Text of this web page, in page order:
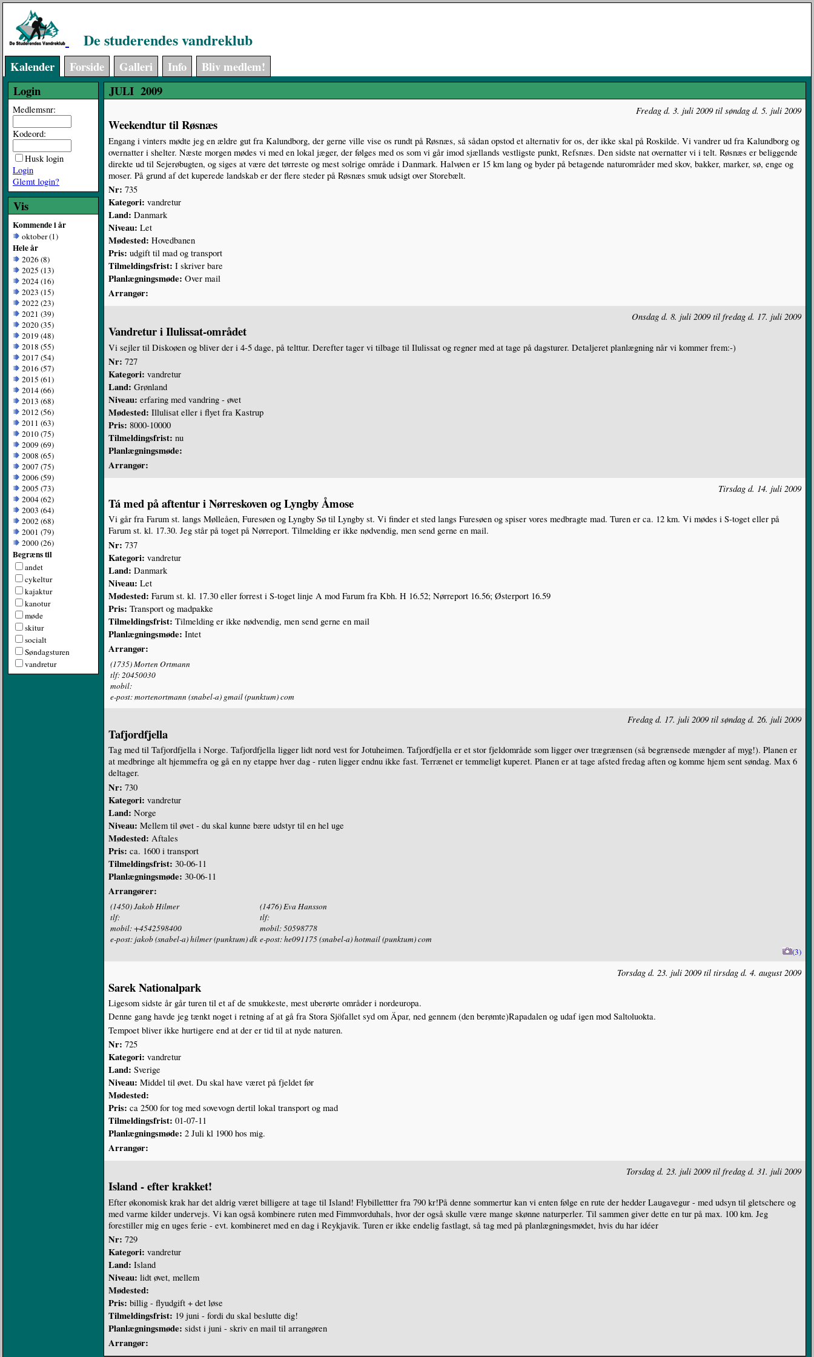
De studerendes vandreklub
Kalender Forside Galleri Info
Bliv medlem!
Login
Medlemsnr:
Kodeord:
Husk login
Login
Glemt login?
Vis
Kommende i år
oktober (1)
Hele år
2026 (8)
2025 (13)
2024 (16)
2023 (15)
2022 (23)
2021 (39)
2020 (35)
2019 (48)
2018 (55)
2017 (54)
2016 (57)
2015 (61)
2014 (66)
2013 (68)
2012 (56)
2011 (63)
2010 (75)
2009 (69)
2008 (65)
2007 (75)
2006 (59)
2005 (73)
2004 (62)
2003 (64)
2002 (68)
2001 (79)
2000 (26)
Begræns til
andet
cykeltur
kajaktur
kanotur
møde
skitur
socialt
Søndagsturen
vandretur
JULI 2009
Fredag d. 3. juli 2009 til søndag d. 5. juli 2009
Weekendtur til Røsnæs
Engang i vinters mødte jeg en ældre gut fra Kalundborg, der gerne ville vise os rundt på Røsnæs, så sådan opstod et alternativ for os, der ikke skal på Roskilde. Vi vandrer ud fra Kalundborg og
overnatter i shelter. Næste morgen mødes vi med en lokal jæger, der følges med os som vi går imod sjællands vestligste punkt, Refsnæs. Den sidste nat overnatter vi i telt. Røsnæs er beliggende
direkte ud til Sejerøbugten, og siges at være det tørreste og mest solrige område i Danmark. Halvøen er 15 km lang og byder på betagende naturområder med skov, bakker, marker, sø, enge og
moser. På grund af det kuperede landskab er der flere steder på Røsnæs smuk udsigt over Storebælt.
Nr: 735
Kategori: vandretur
Land: Danmark
Niveau: Let
Mødested: Hovedbanen
Pris: udgift til mad og transport
Tilmeldingsfrist: I skriver bare
Planlægningsmøde: Over mail
Arrangør:
Onsdag d. 8. juli 2009 til fredag d. 17. juli 2009
Vandretur i Ilulissat-området
Vi sejler til Diskoøen og bliver der i 4-5 dage, på telttur. Derefter tager vi tilbage til Ilulissat og regner med at tage på dagsturer. Detaljeret planlægning når vi kommer frem:-)
Nr: 727
Kategori: vandretur
Land: Grønland
Niveau: erfaring med vandring - øvet
Mødested: Illulisat eller i flyet fra Kastrup
Pris: 8000-10000
Tilmeldingsfrist: nu
Planlægningsmøde:
Arrangør:
Tirsdag d. 14. juli 2009
Tá med på aftentur i Nørreskoven og Lyngby Åmose
Vi går fra Farum st. langs Mølleåen, Furesøen og Lyngby Sø til Lyngby st. Vi finder et sted langs Furesøen og spiser vores medbragte mad. Turen er ca. 12 km. Vi mødes i S-toget eller på
Farum st. kl. 17.30. Jeg står på toget på Nørreport. Tilmelding er ikke nødvendig, men send gerne en mail.
Nr: 737
Kategori: vandretur
Land: Danmark
Niveau: Let
Mødested: Farum st. kl. 17.30 eller forrest i S-toget linje A mod Farum fra Kbh. H 16.52; Nørreport 16.56; Østerport 16.59
Pris: Transport og madpakke
Tilmeldingsfrist: Tilmelding er ikke nødvendig, men send gerne en mail
Planlægningsmøde: Intet
Arrangør:
(1735) Morten Ortmann
tlf: 20450030
mobil:
e-post: mortenortmann (snabel-a) gmail (punktum) com
Fredag d. 17. juli 2009 til søndag d. 26. juli 2009
Tafjordfjella
Tag med til Tafjordfjella i Norge. Tafjordfjella ligger lidt nord vest for Jotuheimen. Tafjordfjella er et stor fjeldområde som ligger over trægrænsen (så begrænsede mængder af myg!). Planen er
at medbringe alt hjemmefra og gå en ny etappe hver dag - ruten ligger endnu ikke fast. Terrænet er temmeligt kuperet. Planen er at tage afsted fredag aften og komme hjem sent søndag. Max 6
deltager.
Nr: 730
Kategori: vandretur
Land: Norge
Niveau: Mellem til øvet - du skal kunne bære udstyr til en hel uge
Mødested: Aftales
Pris: ca. 1600 i transport
Tilmeldingsfrist: 30-06-11
Planlægningsmøde: 30-06-11
Arrangører:
(1450) Jakob Hilmer
tlf:
mobil: +4542598400
e-post: jakob (snabel-a) hilmer (punktum) dk
(1476) Eva Hansson
tlf:
mobil: 50598778
e-post: he091175 (snabel-a) hotmail (punktum) com
(3)
Torsdag d. 23. juli 2009 til tirsdag d. 4. august 2009
Sarek Nationalpark
Ligesom sidste år går turen til et af de smukkeste, mest uberørte områder i nordeuropa.
Denne gang havde jeg tænkt noget i retning af at gå fra Stora Sjöfallet syd om Äpar, ned gennem (den berømte)Rapadalen og udaf igen mod Saltoluokta.
Tempoet bliver ikke hurtigere end at der er tid til at nyde naturen.
Nr: 725
Kategori: vandretur
Land: Sverige
Niveau: Middel til øvet. Du skal have været på fjeldet før
Mødested:
Pris: ca 2500 for tog med sovevogn dertil lokal transport og mad
Tilmeldingsfrist: 01-07-11
Planlægningsmøde: 2 Juli kl 1900 hos mig.
Arrangør:
Torsdag d. 23. juli 2009 til fredag d. 31. juli 2009
Island - efter krakket!
Efter økonomisk krak har det aldrig været billigere at tage til Island! Flybillettter fra 790 kr!På denne sommertur kan vi enten følge en rute der hedder Laugavegur - med udsyn til gletschere og
med varme kilder undervejs. Vi kan også kombinere ruten med Fimmvorduhals, hvor der også skulle være mange skønne naturperler. Til sammen giver dette en tur på max. 100 km. Jeg
forestiller mig en uges ferie - evt. kombineret med en dag i Reykjavik. Turen er ikke endelig fastlagt, så tag med på planlægningsmødet, hvis du har idéer
Nr: 729
Kategori: vandretur
Land: Island
Niveau: lidt øvet, mellem
Mødested:
Pris: billig - flyudgift + det løse
Tilmeldingsfrist: 19 juni - fordi du skal beslutte dig!
Planlægningsmøde: sidst i juni - skriv en mail til arrangøren
Arrangør: